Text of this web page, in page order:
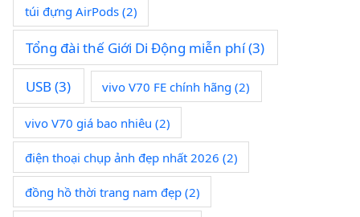
túi đựng AirPods(2)
Tổng đài thế Giới Di Động miễn phí(3)
USB(3) vivo V70 FE chính hãng (2)
vivo V70 giá bao nhiêu (2)
điện thoại chụp ảnh đẹp nhất 2026 (2)
đồng hồ thời trang nam đẹp(2)